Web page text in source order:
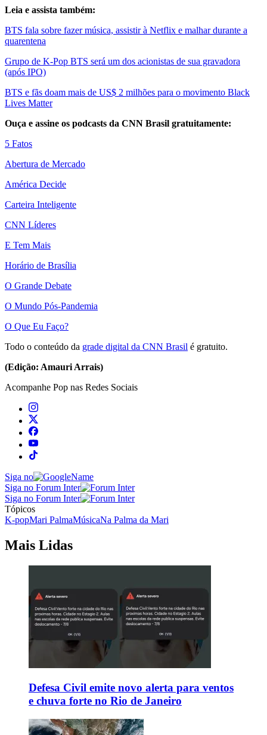
Leia e assista também:
BTS fala sobre fazer música, assistir à Netflix e malhar durante a
quarentena
Grupo de K-Pop BTS será um dos acionistas de sua gravadora
(após IPO)
BTS e fãs doam mais de US$ 2 milhões para o movimento Black
Lives Matter
Ouça e assine os podcasts da CNN Brasil gratuitamente:
5 Fatos
Abertura de Mercado
América Decide
Carteira Inteligente
CNN Líderes
E Tem Mais
Horário de Brasília
O Grande Debate
O Mundo Pós-Pandemia
O Que Eu Faço?
Todo o conteúdo da grade digital da CNN Brasil é gratuito.
(Edição: Amauri Arrais)
Acompanhe Pop nas Redes Sociais
Siga no
Siga no Forum Inter
Siga no Forum Inter
Tópicos
K-popMari PalmaMúsicaNa Palma da Mari
Mais Lidas
Defesa Civil emite novo alerta para ventos
e chuva forte no Rio de Janeiro